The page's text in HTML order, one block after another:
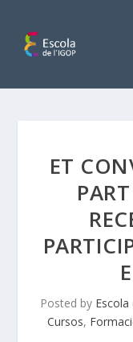
ET
Posted by Escola
Cursos,